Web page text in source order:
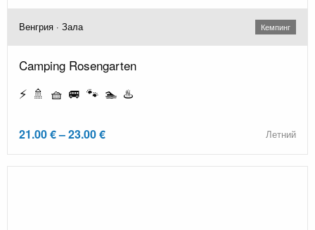
Венгрия · Зала Кемпинг
Camping Rosengarten
⚡ 🚿 🧺 🚐 🐾 🏊 ♨️
21.00 € – 23.00 € Летний